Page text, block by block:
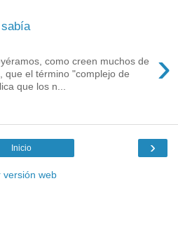
›
como creen muchos de
que el término "complejo de
que los n...
›
Inicio
versión web